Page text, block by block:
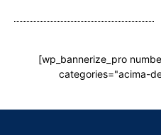
[wp_bannerize_pro
categories="acima-